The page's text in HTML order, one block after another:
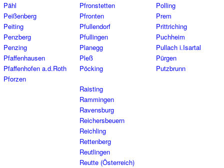
Pähl
Peißenberg
Peiting
Penzberg
Penzing
Pfaffenhausen
Pfaffenhofen a.d.Roth
Pforzen
Pfronstetten
Pfronten
Pfullendorf
Pfullingen
Planegg
Pleß
Pöcking
Polling
Prem
Prittriching
Puchheim
Pullach i.Isartal
Pürgen
Putzbrunn
Raisting
Rammingen
Ravensburg
Reichersbeuern
Reichling
Rettenberg
Reutlingen
Reutte (Österreich)